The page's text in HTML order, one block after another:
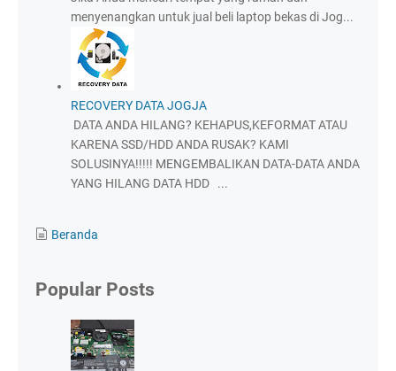
menyenangkan untuk jual beli laptop bekas di Jog...
RECOVERY DATA JOGJA
DATA ANDA HILANG? KEHAPUS,KEFORMAT ATAU
KARENA SSD/HDD ANDA RUSAK? KAMI
SOLUSINYA!!!!! MENGEMBALIKAN DATA-DATA ANDA
YANG HILANG DATA HDD ...
Beranda
Popular Posts